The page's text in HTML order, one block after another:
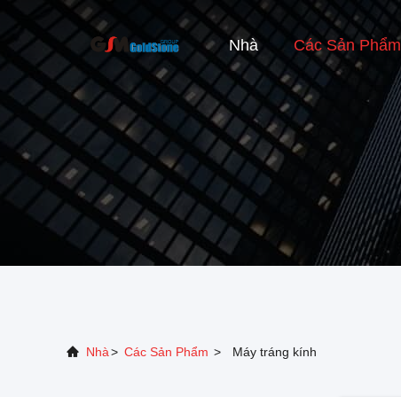
Nhà Các Sản Phẩm
Nhà> Các Sản Phẩm > Máy tráng kính